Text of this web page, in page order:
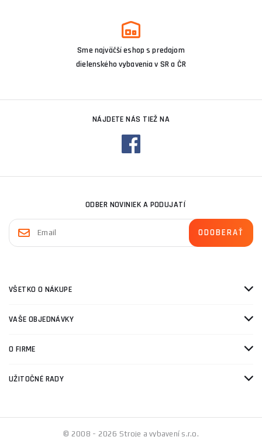
Sme najväčší eshop s predajom
dielenského vybavenia v SR a ČR
NÁJDETE NÁS TIEŽ NA
ODBER NOVINIEK A PODUJATÍ
VŠETKO O NÁKUPE
VAŠE OBJEDNÁVKY
O FIRME
UŽITOČNÉ RADY
© 2008 - 2026 Stroje a vybavení s.r.o.